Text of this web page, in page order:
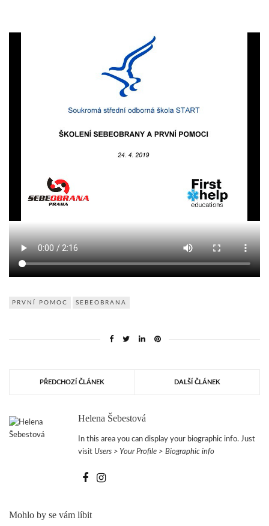
PRVNÍ POMOC SEBEOBRANA
PŘEDCHOZÍ ČLÁNEK DALŠÍ ČLÁNEK
Helena Šebestová
In this area you can display your biographic info. Just
visit Users > Your Profile > Biographic info
Mohlo by se vám líbit